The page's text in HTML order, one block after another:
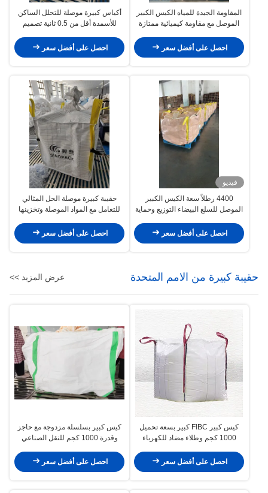
المقاومة الجيدة للمياه الكيس الكبير
الموصل مع مقاومة كيميائية ممتازة
احصل على أفضل سعر
أكياس كبيرة موصلة للتحلل الساكن
للأسمدة أقل من 0.5 ثانية تصميم
احصل على أفضل سعر
فيديو
4400 رطلاً سعة الكيس الكبير
الموصل للسلع البيضاء التوزيع وحماية
احصل على أفضل سعر
حقيبة كبيرة موصلة الحل المثالي
للتعامل مع المواد الموصلة وتخزينها
احصل على أفضل سعر
حقيبة كبيرة من الامم المتحدة عرض المزيد >>
كيس كبير FIBC كبير بسعة تحميل
1000 كجم وطلاء مضاد للكهرباء
احصل على أفضل سعر
كيس كبير بسلسلة مزدوجة مع حاجز
وقدرة 1000 كجم للنقل الصناعي
احصل على أفضل سعر